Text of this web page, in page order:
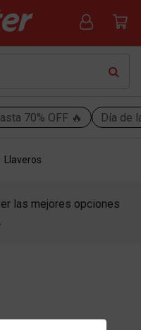
70% OFF 🔥 Día de
Llaveros
las mejores opciones